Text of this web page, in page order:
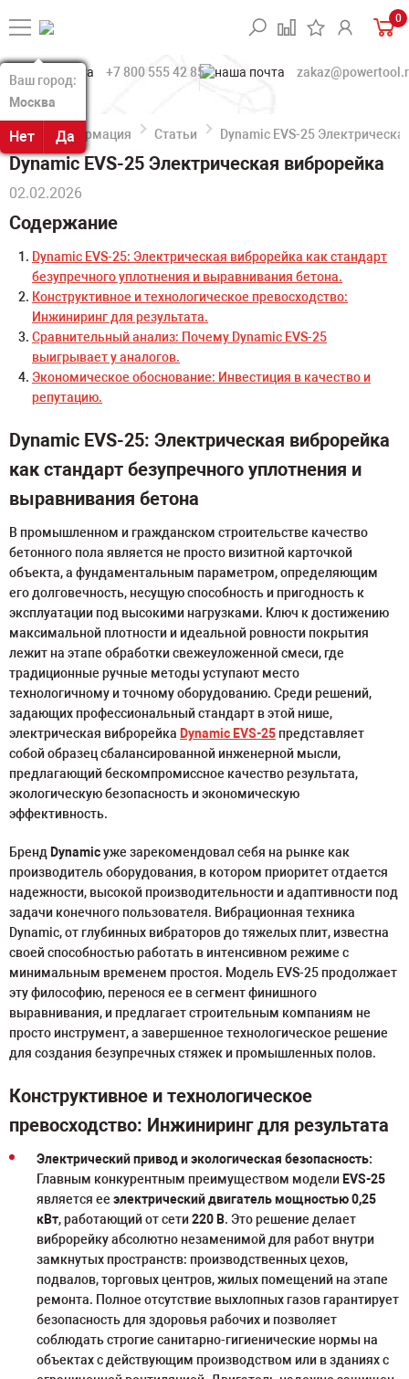
Ваш город:
Москва
Нет Да
Ваш город:
Москва
Нет Да
0
+7 800 555 42 85
Информация Статьи Dynamic EVS-25
Dynamic EVS-25 Электрическая виброрейка
02.02.2026
Содержание
Dynamic EVS-25: Электрическая виброрейка как стандарт
безупречного уплотнения и выравнивания бетона.
Конструктивное и технологическое превосходство:
Инжиниринг для результата.
Сравнительный анализ: Почему Dynamic EVS-25
выигрывает у аналогов.
Экономическое обоснование: Инвестиция в качество и
репутацию.
Dynamic EVS-25: Электрическая виброрейка
как стандарт безупречного уплотнения и
выравнивания бетона
В промышленном и гражданском строительстве качество
бетонного пола является не просто визитной карточкой
объекта, а фундаментальным параметром, определяющим
его долговечность, несущую способность и пригодность к
эксплуатации под высокими нагрузками. Ключ к достижению
максимальной плотности и идеальной ровности покрытия
лежит на этапе обработки свежеуложенной смеси, где
традиционные ручные методы уступают место
технологичному и точному оборудованию. Среди решений,
задающих профессиональный стандарт в этой нише,
электрическая виброрейка Dynamic EVS-25 представляет
собой образец сбалансированной инженерной мысли,
предлагающий бескомпромиссное качество результата,
экологическую безопасность и экономическую
эффективность.
Бренд Dynamicуже зарекомендовал себя на рынке как
производитель оборудования, в котором приоритет отдается
надежности, высокой производительности и адаптивности под
задачи конечного пользователя. Вибрационная техника
Dynamic, от глубинных вибраторов до тяжелых плит, известна
своей способностью работать в интенсивном режиме с
минимальным временем простоя. Модель EVS-25 продолжает
эту философию, перенося ее в сегмент финишного
выравнивания, и предлагает строительным компаниям не
просто инструмент, а завершенное технологическое решение
для создания безупречных стяжек и промышленных полов.
Конструктивное и технологическое
превосходство: Инжиниринг для результата
Электрический привод и экологическая безопасность:
Главным конкурентным преимуществом модели EVS-25
является ее электрический двигатель мощностью 0,25
кВт, работающий от сети220 В. Это решение делает
виброрейку абсолютно незаменимой для работ внутри
замкнутых пространств: производственных цехов,
подвалов, торговых центров, жилых помещений на этапе
ремонта. Полное отсутствие выхлопных газов гарантирует
безопасность для здоровья рабочих и позволяет
соблюдать строгие санитарно-гигиенические нормы на
объектах с действующим производством или в зданиях с